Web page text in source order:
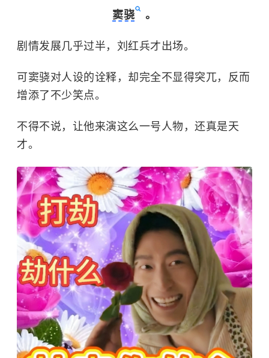
窦骁 。
剧情发展几乎过半，刘红兵才出场。
可窦骁对人设的诠释，却完全不显得突兀，反而
增添了不少笑点。
不得不说，让他来演这么一号人物，还真是天
才。